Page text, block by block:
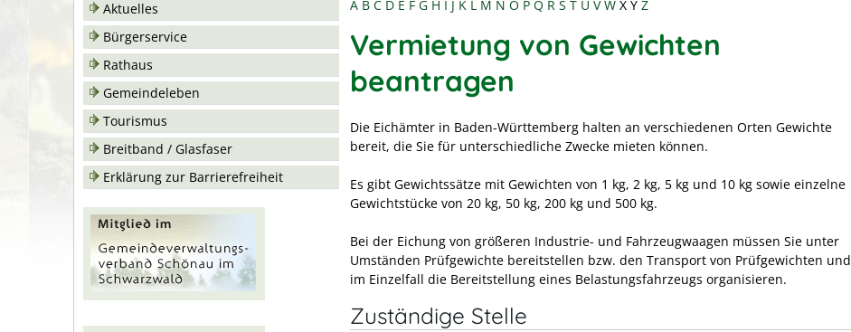
Aktuelles
Bürgerservice
Rathaus
Gemeindeleben
Tourismus
Breitband / Glasfaser
Erklärung zur Barrierefreiheit
A B C D E F G H I J K L M N O P Q R S T U V W X Y Z
Vermietung von Gewichten
beantragen
Die Eichämter in Baden-Württemberg halten an verschiedenen Orten Gewichte
bereit, die Sie für unterschiedliche Zwecke mieten können.
Es gibt Gewichtssätze mit Gewichten von 1 kg, 2 kg, 5 kg und 10 kg sowie einzelne
Gewichtstücke von 20 kg, 50 kg, 200 kg und 500 kg.
Bei der Eichung von größeren Industrie- und Fahrzeugwaagen müssen Sie unter
Umständen Prüfgewichte bereitstellen bzw. den Transport von Prüfgewichten und
im Einzelfall die Bereitstellung eines Belastungsfahrzeugs organisieren.
Zuständige Stelle